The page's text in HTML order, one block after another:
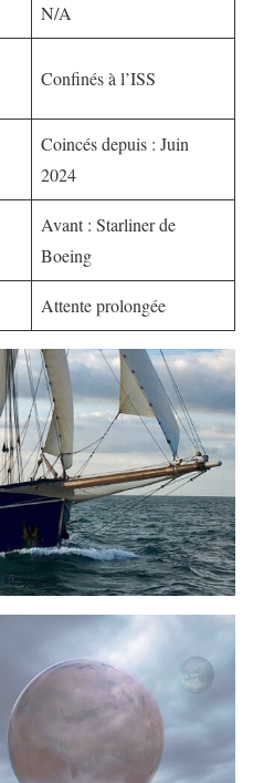
N/A
Confinés à l’ISS
Coincés depuis : Juin
2024
Avant : Starliner de
Boeing
Attente prolongée